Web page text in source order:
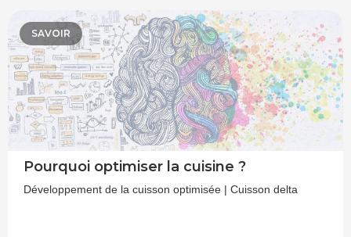
SAVOIR
Pourquoi optimiser la cuisine ?
Développement de la cuisson optimisée | Cuisson delta